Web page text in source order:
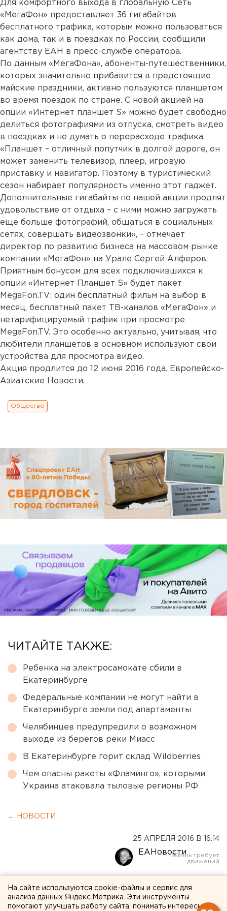
Для комфортного выхода в глобальную Сеть
«МегаФон» предоставляет 36 гигабайтов
бесплатного трафика, которым можно пользоваться
как дома, так и в поездках по России, сообщили
агентству ЕАН в пресс-службе оператора.
По данным «МегаФона», абоненты-путешественники,
которых значительно прибавится в предстоящие
майские праздники, активно пользуются планшетом
во время поездок по стране. С новой акцией на
опции «Интернет планшет S» можно будет свободно
делиться фотографиями из отпуска, смотреть видео
в поездках и не думать о перерасходе трафика.
«Планшет – отличный попутчик в долгой дороге, он
может заменить телевизор, плеер, игровую
приставку и навигатор. Поэтому в туристический
сезон набирает популярность именно этот гаджет.
Дополнительные гигабайты по нашей акции продлят
удовольствие от отдыха – с ними можно загружать
еще больше фотографий, общаться в социальных
сетях, совершать видеозвонки», – отмечает
директор по развитию бизнеса на массовом рынке
компании «МегаФон» на Урале Сергей Алферов.
Приятным бонусом для всех подключившихся к
опции «Интернет Планшет S» будет пакет
MegaFon.TV: один бесплатный фильм на выбор в
месяц, бесплатный пакет ТВ-каналов «МегаФон» и
нетарифицируемый трафик при просмотре
MegaFon.TV. Это особенно актуально, учитывая, что
любители планшетов в основном используют свои
устройства для просмотра видео.
Акция продлится до 12 июня 2016 года. Европейско-
Азиатские Новости.
Общество
ЧИТАЙТЕ ТАКЖЕ:
Ребенка на электросамокате сбили в
Екатеринбурге
Федеральные компании не могут найти в
Екатеринбурге земли под апартаменты
Челябинцев предупредили о возможном
выходе из берегов реки Миасс
В Екатеринбурге горит склад Wildberries
Чем опасны ракеты «Фламинго», которыми
Украина атаковала тыловые регионы РФ
← НОВОСТИ
25 АПРЕЛЯ 2016 В 16:14
ЕАНовости
Рубль подешевел в начале
недели
На сайте используются cookie-файлы и сервис для
анализа данных Яндекс.Метрика. Эти инструменты
помогают улучшать работу сайта, понимать интересы